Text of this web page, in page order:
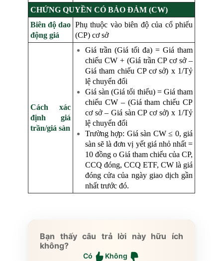
CHỨNG QUYỀN CÓ BẢO ĐẢM (CW)
Biên độ dao
động giá
Phụ thuộc vào biên độ của cổ phiếu
(CP) cơ sở
Cách xác
định giá
trần/giá sàn
Giá trần (Giá tối đa) = Giá tham
chiếu CW + (Giá trần CP cơ sở –
Giá tham chiếu CP cơ sở) x 1/Tỷ
lệ chuyển đổi
Giá sàn (Giá tối thiểu) = Giá tham
chiếu CW – (Giá tham chiếu CP
cơ sở – Giá sàn CP cơ sở) x 1/Tỷ
lệ chuyển đổi
Trường hợp: Giá sàn CW ≤ 0, giá
sàn sẽ là đơn vị yết giá nhỏ nhất =
10 đồng o Giá tham chiếu của CP,
CCQ đóng, CCQ ETF, CW là giá
đóng cửa của ngày giao dịch gần
nhất trước đó.
Bạn thấy câu trả lời này hữu ích
không?
Có Không